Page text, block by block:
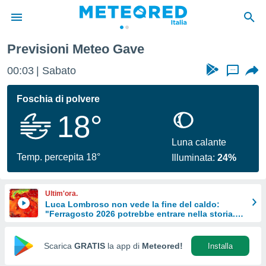
di
per
le
di
Web
Previsioni Meteo Gave
00:03 Sabato ...
Foschia di polvere
18°
Temp. percepita 18°
Luna calante
Illuminata:24%
Ultim'ora.
Luca Lombroso non vede la fine del caldo:
"Ferragosto 2026 potrebbe entrare nella storia.
Scarica GRATIS la app di Meteored! Installa